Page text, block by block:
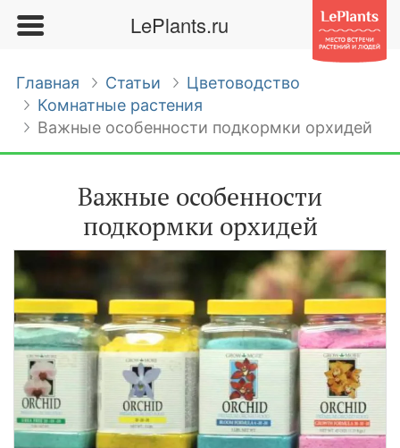
LePlants.ru
Главная Статьи
Цветоводство
Комнатные растения
Важные особенности подкормки орхидей
Важные особенности
подкормки орхидей